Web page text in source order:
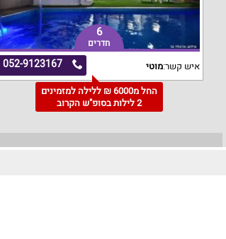
6
חדרים
052-9123167 איש קשר:מוטי
החל מ6000 ₪ ללילה למזמינים
2 לילות בסופ"ש הקרוב